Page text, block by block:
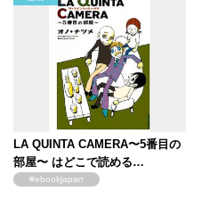
LA QUINTA CAMERA〜5番目の
部屋〜 はどこで読める…
#ebookjapan